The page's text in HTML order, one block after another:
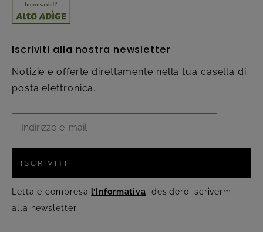
Iscriviti alla nostra newsletter
Notizie e offerte direttamente nella tua casella di
posta elettronica.
ISCRIVITI
Letta e compresa l’Informativa , desidero iscrivermi
alla newsletter.